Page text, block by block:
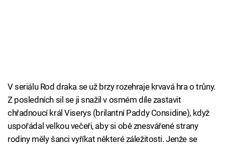
V seriálu Rod draka se už brzy rozehraje krvavá hra o trůny.
Z posledních sil se ji snažil v osmém díle zastavit
chřadnoucí král Viserys (brilantní Paddy Considine), když
uspořádal velkou večeři, aby si obě znesvářené strany
rodiny měly šanci vyříkat některé záležitosti. Jenže se